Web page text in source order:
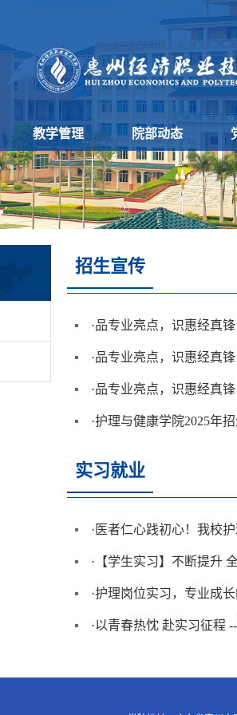
教学管理 院部动态
招生宣传
·品专业亮点，识惠经真
·品专业亮点，识惠经真
·品专业亮点，识惠经真锋
·护理与健康学院2025年
实习就业
· 医者仁心践初心！我校
· 【学生实习】不断提升
·护理岗位实习，专业成
·以青春热忱 赴实习征程